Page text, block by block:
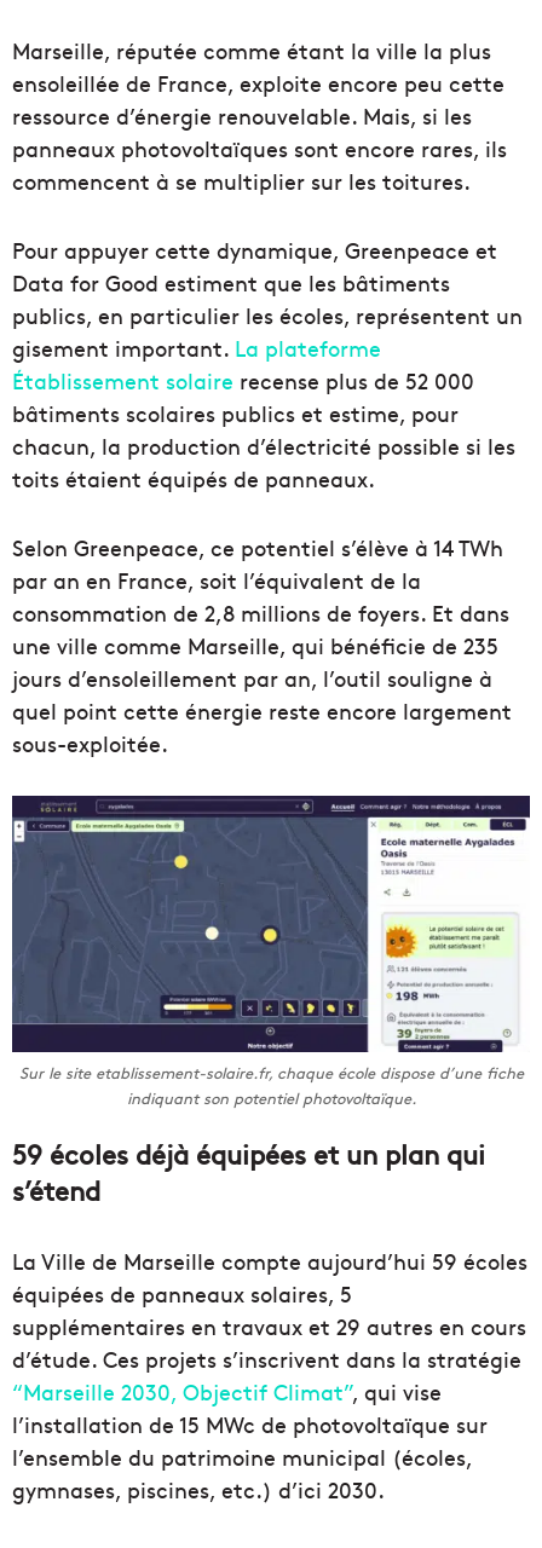
Marseille, réputée comme étant la ville la plus
ensoleillée de France, exploite encore peu cette
ressource d’énergie renouvelable. Mais, si les
panneaux photovoltaïques sont encore rares, ils
commencent à se multiplier sur les toitures.
Pour appuyer cette dynamique, Greenpeace et
Data for Good estiment que les bâtiments
publics, en particulier les écoles, représentent un
gisement important. La plateforme
Établissement solaire recense plus de 52 000
bâtiments scolaires publics et estime, pour
chacun, la production d’électricité possible si les
toits étaient équipés de panneaux.
Selon Greenpeace, ce potentiel s’élève à 14 TWh
par an en France, soit l’équivalent de la
consommation de 2,8 millions de foyers. Et dans
une ville comme Marseille, qui bénéficie de 235
jours d’ensoleillement par an, l’outil souligne à
quel point cette énergie reste encore largement
sous-exploitée.
Sur le site etablissement-solaire.fr, chaque école dispose d’une fiche
indiquant son potentiel photovoltaïque.
59 écoles déjà équipées et un plan qui
s’étend
La Ville de Marseille compte aujourd’hui 59 écoles
équipées de panneaux solaires, 5
supplémentaires en travaux et 29 autres en cours
d’étude. Ces projets s’inscrivent dans la stratégie
“Marseille 2030, Objectif Climat”, qui vise
l’installation de 15 MWc de photovoltaïque sur
l’ensemble du patrimoine municipal (écoles,
gymnases, piscines, etc.) d’ici 2030.